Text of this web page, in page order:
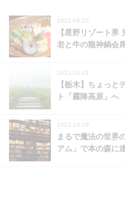
2022-09-25
【星野リゾート界
老と牛の龍神鍋会
2021-10-21
【栃木】ちょっと
ト「霧降高原」へ
2021-10-19
まるで魔法の世界
アム」で本の森に